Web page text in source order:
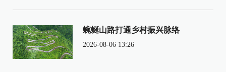
蜿蜒山路打通乡村振兴脉络
2026-08-06 13:26